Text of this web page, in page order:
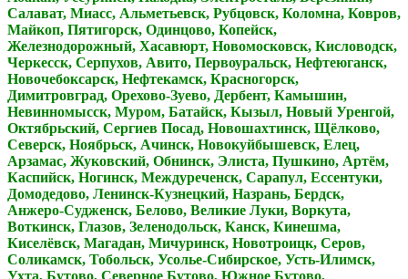
Салават, Миасс, Альметьевск, Рубцовск, Коломна, Ковров,
Майкоп, Пятигорск, Одинцово, Копейск,
Железнодорожный, Хасавюрт, Новомосковск, Кисловодск,
Черкесск, Серпухов, Авито, Первоуральск, Нефтеюганск,
Новочебоксарск, Нефтекамск, Красногорск,
Димитровград, Орехово-Зуево, Дербент, Камышин,
Невинномысск, Муром, Батайск, Кызыл, Новый Уренгой,
Октябрьский, Сергиев Посад, Новошахтинск, Щёлково,
Северск, Ноябрьск, Ачинск, Новокуйбышевск, Елец,
Арзамас, Жуковский, Обнинск, Элиста, Пушкино, Артём,
Каспийск, Ногинск, Междуреченск, Сарапул, Ессентуки,
Домодедово, Ленинск-Кузнецкий, Назрань, Бердск,
Анжеро-Судженск, Белово, Великие Луки, Воркута,
Воткинск, Глазов, Зеленодольск, Канск, Кинешма,
Киселёвск, Магадан, Мичуринск, Новотроицк, Серов,
Соликамск, Тобольск, Усолье-Сибирское, Усть-Илимск,
Ухта, Бутово, Северное Бутово, Южное Бутово,